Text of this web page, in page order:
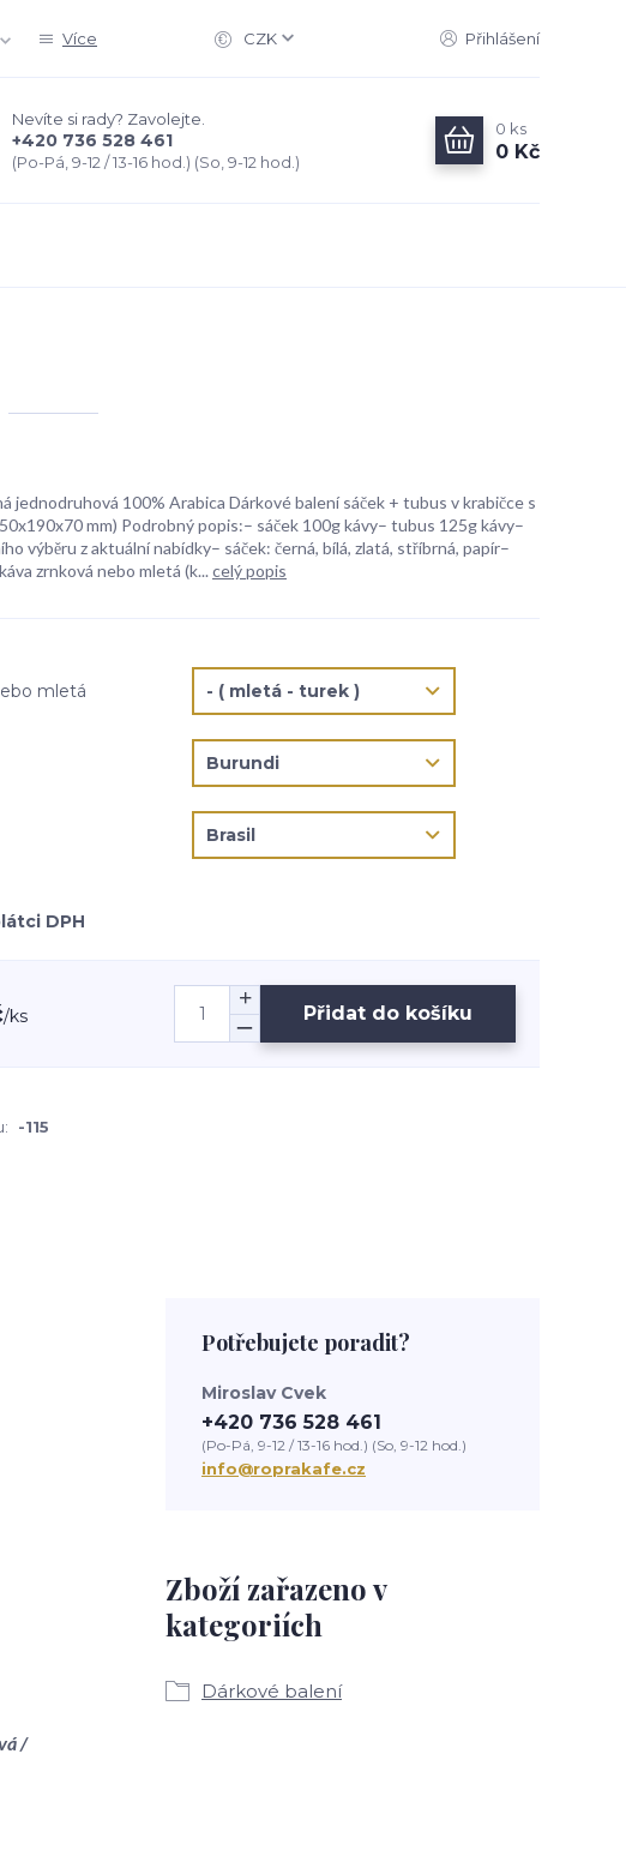
Více CZK Přihlášení
Nevíte si rady? Zavolejte.
+420 736 528 461
(Po-Pá, 9-12 / 13-16 hod.) (So, 9-12 hod.)
0 ks
0 Kč
jednodruhová 100% Arabica Dárkové balení sáček + tubus v krabičce s
mm) Podrobný popis:– sáček 100g kávy– tubus 125g kávy–
výběru z aktuální nabídky– sáček: černá, bílá, zlatá, stříbrná, papír–
zrnková nebo mletá (k... celý popis
mletá
DPH
/ks Přidat do košíku
-115
/
Zboží zařazeno v
kategoriích
Dárkové balení
Potřebujete poradit?
Miroslav Cvek
+420 736 528 461
(Po-Pá, 9-12 / 13-16 hod.) (So, 9-12 hod.)
info@roprakafe.cz